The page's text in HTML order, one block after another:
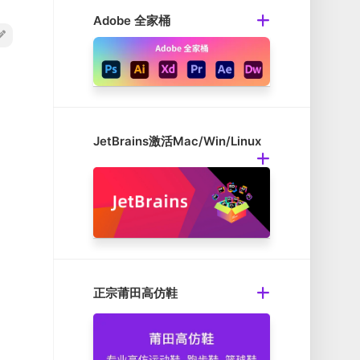
Adobe 全家桶
JetBrains激活Mac/Win/Linux
正宗莆田高仿鞋